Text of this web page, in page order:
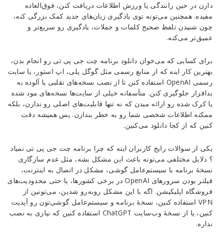
دارن در حین رانندگی یا ورزش اطلاعات دریافت کنن، فوق‌العاده
مفیده. همچنین می‌تونه توی یادگیری زبان‌های جدید کمک بزرگی کنه،
چون شنیدن تلفظ صحیح کلمات و جملات، یادگیری رو سریع‌تر و
عمیق‌تر می‌کنه.
برای کسایی که می‌خوان دانلود برنامه چت جی پی تی رو انجام بدن،
بهترین کار اینه که از منابع رسمی مثل گوگل پلی، اپ استور، یا سایت
رسمی OpenAI استفاده کنن تا از نصب نسخه‌های تقلبی یا آلوده به
بدافزار جلوگیری کنن. متأسفانه خیلی از سایت‌ها نسخه‌های مود شده
یا کرک شده رو ارائه میدن که نه تنها قابلیت‌های اصلی رو ندارن، بلکه
ممکنه اطلاعات شخصی شما رو به خطر بندازن. پس همیشه دقت
کنین که از کجا دانلود می‌کنین.
یکی از سوالات رایج کاربران اینه که چرا برنامه چت جی پی تی نمیاد
؟ دلایل مختلفی می‌تونه باعث این مشکل بشه، مثل عدم سازگاری
نسخهٔ برنامه با سیستم‌عامل گوشی، مشکل در اتصال به اینترنت،
فیلتر بودن سرورهای OpenAI در برخی کشورها، یا حتی محدودیت‌های
فروشگاه اپلیکیشن. اگه با این مشکل روبه‌رو شدین، می‌تونین از
VPN استفاده کنین، نسخهٔ برنامه و سیستم‌عامل گوشی‌تون رو آپدیت
کنین، یا از نسخهٔ وب‌سایت ChatGPT استفاده کنین که نیازی به نصب
نداره.